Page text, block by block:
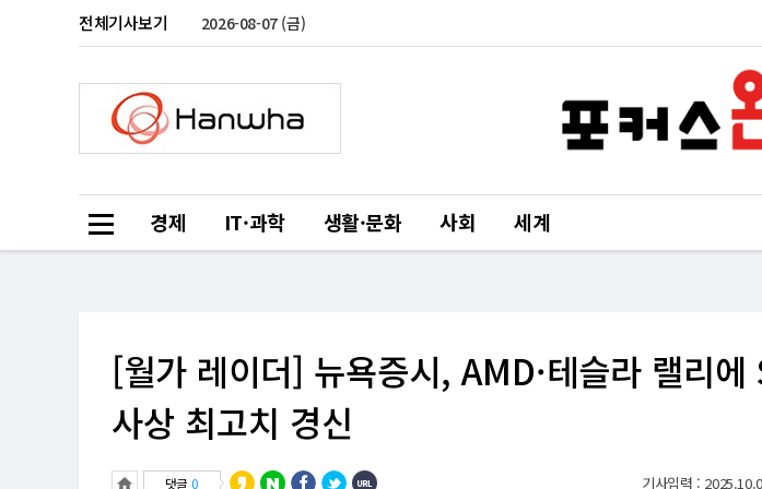
전체기사보기 2026-08-07 (금)
경제 IT·과학 생활·문화 사회 세계
[월가 레이더] 뉴욕증시, AMD·테슬라 랠리
사상 최고치 경신
댓글 0 기사입력 :